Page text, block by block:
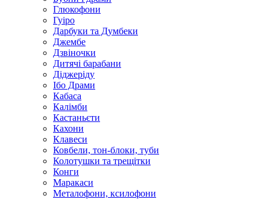
Глюкофони
Гуіро
Дарбуки та Думбеки
Джембе
Дзвіночки
Дитячі барабани
Діджеріду
Ібо Драми
Кабаса
Калімби
Кастаньєти
Кахони
Клавеси
Ковбели, тон-блоки, туби
Колотушки та трещітки
Конги
Маракаси
Металофони, ксилофони